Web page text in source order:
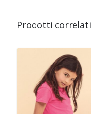
Prodotti correlati